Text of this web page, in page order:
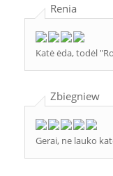
Renia
Katė ėda, todėl
Zbiegniew
Gerai, ne lauko